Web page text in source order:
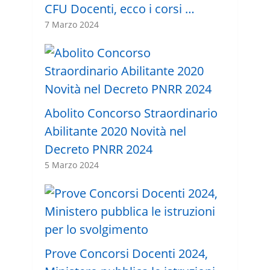
CFU Docenti, ecco i corsi …
7 Marzo 2024
Abolito Concorso Straordinario
Abilitante 2020 Novità nel
Decreto PNRR 2024
5 Marzo 2024
Prove Concorsi Docenti 2024,